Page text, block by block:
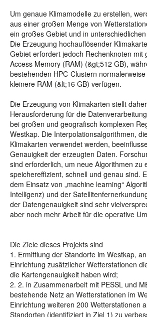
Um genaue Klimamodelle zu erstellen,
aus einer großen Menge von
ein großes Gebiet und in
Die Erzeugung hochauflösender
Gebiet erfordert jedoch Rechenknoten mit
Access Memory (RAM) (&gt;512 GB),
bestehenden HPC-Clustern
kleinere RAM (&lt;16 GB) verfügen.
Die Erzeugung von Klimakarten stellt
Herausforderung für die
bei großen und geografisch komplexen
Westkap. Die Interpolationsalgorithmen,
Klimakarten verwendet werden,
Genauigkeit der erzeugten Daten.
sind erforderlich, um neue Algorithmen zu
speichereffizient, schnell und genau sind.
dem Einsatz von „machine learning“
Intelligenz) und der
der Datengenauigkeit sind sehr
aber noch mehr Arbeit für die operative
Die Ziele dieses Projekts sind
1. Ermittlung der Standorte im Westkap,
Einrichtung zusätzlicher Wetterstationen
die Kartengenauigkeit haben wird;
2. 2. in Zusammenarbeit mit PESSL und
bestehende Netz an Wetterstationen im
Einrichtung weiteren 200 Wetterstationen
Standorten (identifiziert in Ziel 1) zu